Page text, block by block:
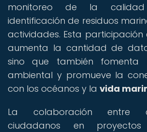
monitoreo de la
identificación de residuos
actividades. Esta
aumenta la cantidad de
sino que también fomenta
ambiental y promueve la
con los océanos y la vida
La colaboración entre
ciudadanos en